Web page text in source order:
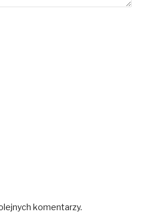
komentarzy.